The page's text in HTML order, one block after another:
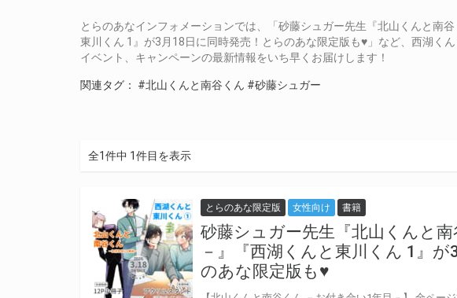
とらのあなインフォメーションでは、「砂藤シュガー先生『北山くんと南
東川くん 1』が3月18日に同時発売！とらのあな限定版も♥」など、西湖く
イベント、キャンペーンの最新情報をいち早くお届けします！
関連タグ： #北山くんと南谷くん #砂藤シュガー
全1件中 1件目を表示
とらのあな限定版 女性向け 書籍
砂藤シュガー先生『北山くんと
－』『西湖くんと東川くん 1』
のあな限定版も♥